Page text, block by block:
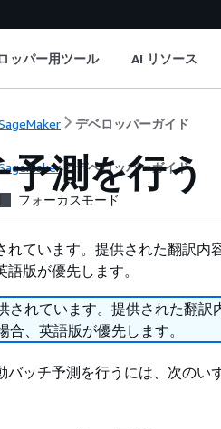
ッパー用ツール AI リソース
デベロッパーガイド
デベロッパーガイド
測を行う
フォーカスモード
れています。提供された翻訳内
版が優先します。
されています。提供された翻訳
、英語版が優先します。
ッチ予測を行うには、次のい